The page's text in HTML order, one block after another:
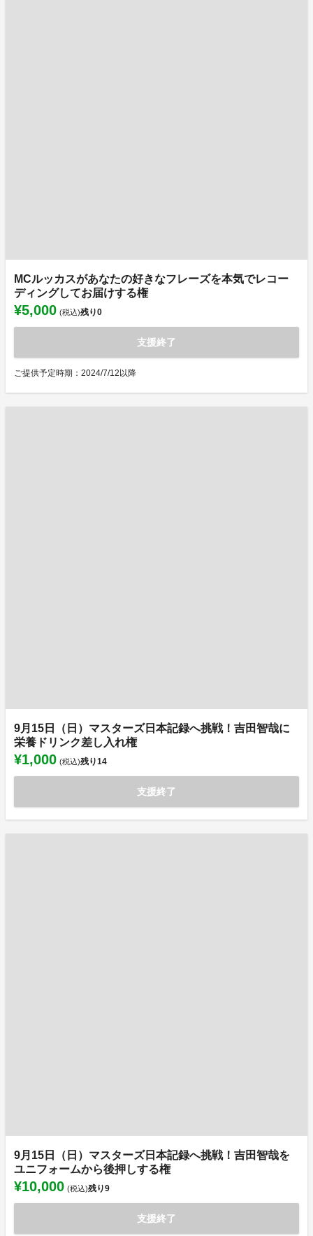
MCルッカスがあなたの好きなフレーズを本気でレコー
ディングしてお届けする権
¥5,000 (税込)残り0
支援終了
ご提供予定時期：2024/7/12以降
9月15日（日）マスターズ日本記録へ挑戦！吉田智哉に
栄養ドリンク差し入れ権
¥1,000 (税込)残り14
支援終了
9月15日（日）マスターズ日本記録へ挑戦！吉田智哉を
ユニフォームから後押しする権
¥10,000 (税込)残り9
支援終了